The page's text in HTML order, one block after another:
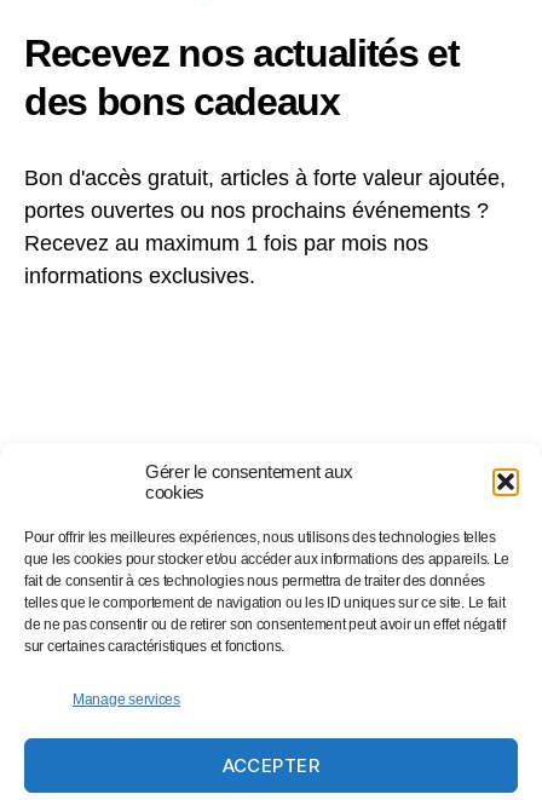
Gérer le consentement aux
cookies
Pour offrir les meilleures expériences, nous utilisons des technologies telles
que les cookies pour stocker et/ou accéder aux informations des appareils. Le
fait de consentir à ces technologies nous permettra de traiter des données
telles que le comportement de navigation ou les ID uniques sur ce site. Le fait
de ne pas consentir ou de retirer son consentement peut avoir un effet négatif
sur certaines caractéristiques et fonctions.
Manage services
ACCEPTER
Recevez nos actualités et
des bons cadeaux
Bon d'accès gratuit, articles à forte valeur ajoutée,
portes ouvertes ou nos prochains événements ?
Recevez au maximum 1 fois par mois nos
informations exclusives.
Suivez-nous sur…
Facebook
Instagram
Twitter